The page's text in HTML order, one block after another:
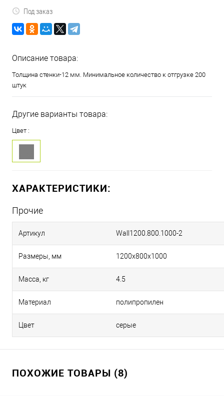
Под заказ
Описание товара:
Толщина стенки-12 мм. Минимальное количество к отгрузке 200
штук
Другие варианты товара:
Цвет :
ХАРАКТЕРИСТИКИ:
Прочие
Артикул Wall1200.800.1000-2
Размеры, мм 1200х800х1000
Масса, кг 4.5
Материал полипропилен
Цвет серые
ПОХОЖИЕ ТОВАРЫ (8)